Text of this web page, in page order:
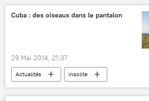
Cuba : des oiseaux dans le pantalon
29 Mai 2014, 21:37
Actualités insolite